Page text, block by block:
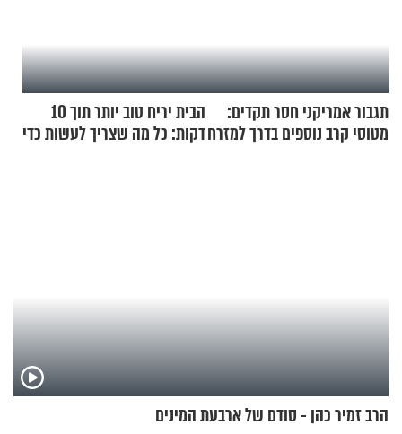
תגבור אמריקני חסר תקדים:
מטוסי קרב נוספים בדרך למזרח
הבית יריח טוב יותר תוך 10
דקות: כל מה שצריך לעשות כדי
הרב זמיר כהן - סודם של ארבעת המינים